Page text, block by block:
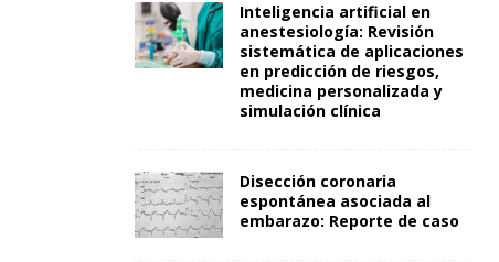
Inteligencia artificial en
anestesiología: Revisión
sistemática de aplicaciones
en predicción de riesgos,
medicina personalizada y
simulación clínica
Disección coronaria
espontánea asociada al
embarazo: Reporte de caso